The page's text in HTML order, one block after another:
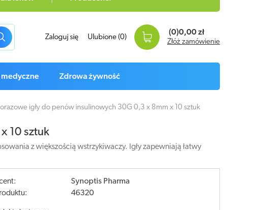
Zaloguj się Ulubione (0)
(0)0,00 zł
Złóż zamówienie
medyczne Zdrowa żywność
igły do penów insulinowych 30G 0,3 x 8mm x 10 sztuk
10 sztuk
z większością wstrzykiwaczy. Igły zapewniają łatwy
Synoptis Pharma
46320